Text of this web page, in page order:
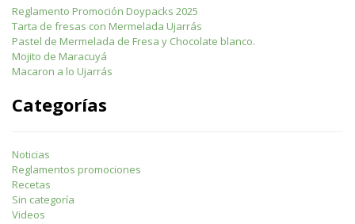
Reglamento Promoción Doypacks 2025
Tarta de fresas con Mermelada Ujarrás
Pastel de Mermelada de Fresa y Chocolate blanco.
Mojito de Maracuyá
Macaron a lo Ujarrás
Categorías
Noticias
Reglamentos promociones
Recetas
Sin categoría
Videos